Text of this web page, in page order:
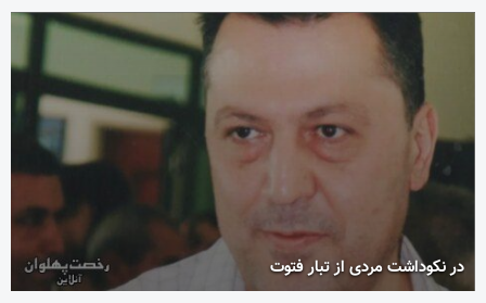
در نکوداشت مردی از تبار فتوت